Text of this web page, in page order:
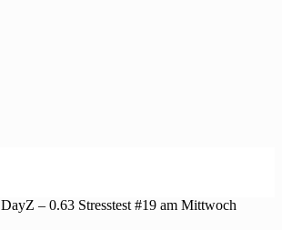
DayZ – 0.63 Stresstest #19 am Mittwoch